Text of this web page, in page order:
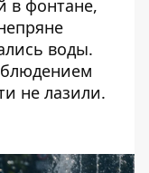
в фонтане,
воды.
не лазили.